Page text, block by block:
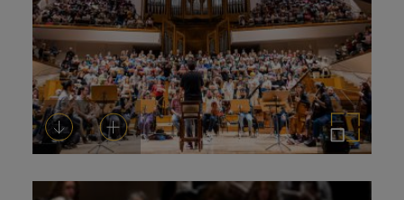
DescargarAñadir al carrito Ampliar imagen